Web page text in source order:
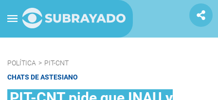
POLÍTICA > PIT-CNT
CHATS DE ASTESIANO